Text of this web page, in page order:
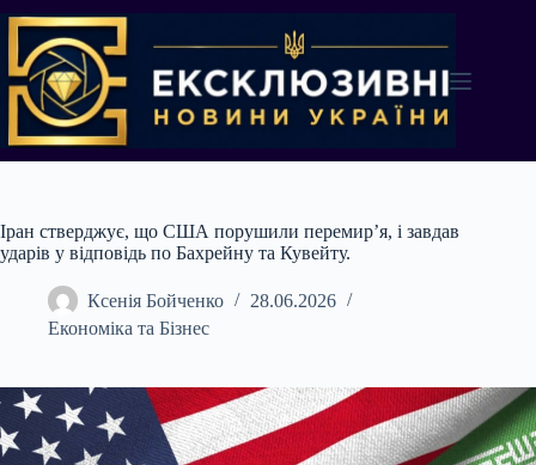
до
вмісту
Іран стверджує, що США порушили перемир’я, і завдав
ударів у відповідь по Бахрейну та Кувейту.
Ксенія Бойченко
28.06.2026
Економіка та Бізнес